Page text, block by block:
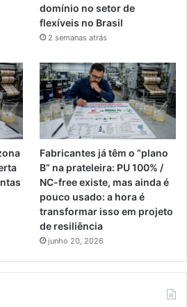
domínio no setor de
flexíveis no Brasil
2 semanas atrás
Fabricantes já têm o “plano
B” na prateleira: PU 100% /
NC-free existe, mas ainda é
pouco usado: a hora é
transformar isso em projeto
de resiliência
junho 20, 2026